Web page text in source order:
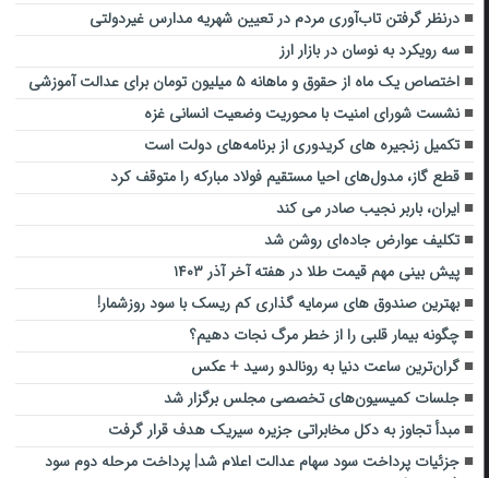
درنظر گرفتن تاب‌آوری مردم در تعیین شهریه مدارس غیردولتی
سه رویکرد به نوسان در بازار ارز
اختصاص یک ماه از حقوق و ماهانه ۵ میلیون تومان برای عدالت آموزشی
نشست شورای امنیت با محوریت وضعیت انسانی غزه
تکمیل زنجیره های کریدوری از برنامه‌های دولت است
قطع گاز، مدول‌های احیا مستقیم فولاد مباركه را متوقف كرد
ایران، باربر نجیب صادر می کند
تکلیف عوارض جاده‌ای روشن شد
پیش بینی مهم قیمت طلا در هفته آخر آذر ۱۴۰۳
بهترین صندوق های سرمایه گذاری کم ریسک با سود روزشمار!
چگونه بیمار قلبی را از خطر مرگ نجات دهیم؟
گران‌ترین ساعت دنیا به رونالدو رسید + عکس
جلسات کمیسیون‌های تخصصی مجلس برگزار شد
مبدأ تجاوز به دکل مخابراتی جزیره سیریک هدف قرار گرفت
جزئیات پرداخت سود سهام عدالت اعلام شد| پرداخت مرحله دوم سود